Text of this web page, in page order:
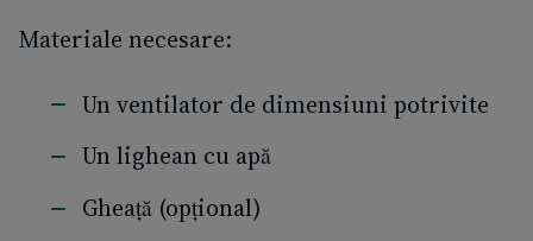
Materiale necesare:
Un ventilator de dimensiuni potrivite
Un lighean cu apă
Gheață (opțional)